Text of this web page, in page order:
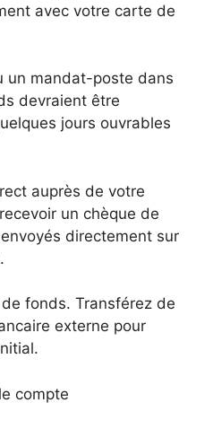
avec votre carte de
un mandat-poste dans
devraient être
jours ouvrables
auprès de votre
un chèque de
directement sur
fonds. Transférez de
externe pour
compte